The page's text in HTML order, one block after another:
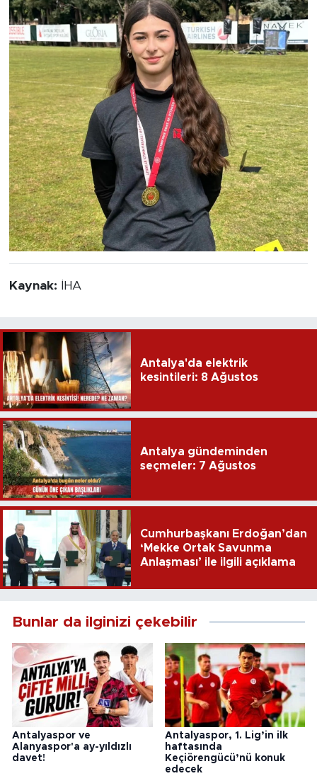
Kaynak: İHA
Antalya'da elektrik
kesintileri: 8 Ağustos
Antalya gündeminden
seçmeler: 7 Ağustos
Cumhurbaşkanı Erdoğan’dan
‘Mekke Ortak Savunma
Anlaşması’ ile ilgili açıklama
Bunlar da ilginizi çekebilir
Antalyaspor ve
Alanyaspor'a ay-yıldızlı
davet!
Antalyaspor, 1. Lig’in ilk
haftasında
Keçiörengücü’nü konuk
edecek